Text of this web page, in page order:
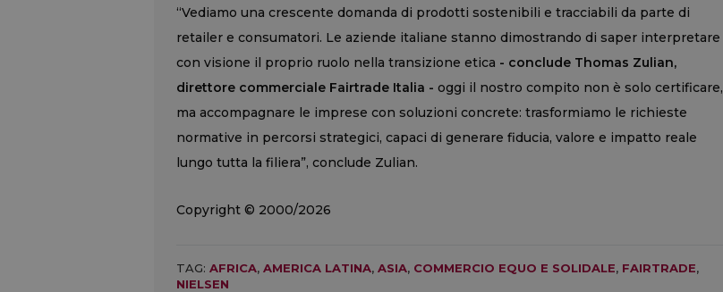
“Vediamo una crescente domanda di prodotti sostenibili e tracciabili da parte di
retailer e consumatori. Le aziende italiane stanno dimostrando di saper interpretare
con visione il proprio ruolo nella transizione etica - conclude Thomas Zulian,
direttore commerciale Fairtrade Italia - oggi il nostro compito non è solo certificare,
ma accompagnare le imprese con soluzioni concrete: trasformiamo le richieste
normative in percorsi strategici, capaci di generare fiducia, valore e impatto reale
lungo tutta la filiera”, conclude Zulian.
Copyright © 2000/2026
TAG: AFRICA, AMERICA LATINA, ASIA, COMMERCIO EQUO E SOLIDALE, FAIRTRADE,
NIELSEN